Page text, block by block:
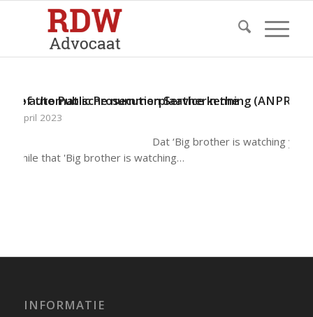
of the Public Prosecution Service in the
a while that 'Big brother is watching…
De automatische nummerplaatherkenning (ANPR)
4 april 2023
Dat ‘Big brother is watching
INFORMATIE